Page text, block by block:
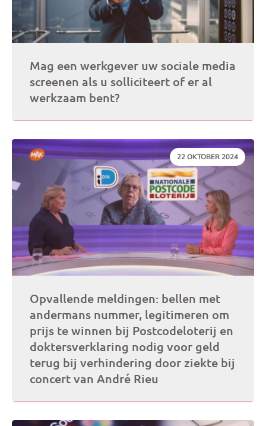
Mag een werkgever uw sociale media
screenen als u solliciteert of er al
werkzaam bent?
DATUM:
22 OKTOBER 2024
Opvallende meldingen: bellen met
andermans nummer, legitimeren om
prijs te winnen bij Postcodeloterij en
doktersverklaring nodig voor geld
terug bij verhindering door ziekte bij
concert van André Rieu